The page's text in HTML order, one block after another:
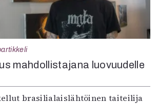
mahdollistajana luovuudelle
brasilialaislähtöinen taiteilija